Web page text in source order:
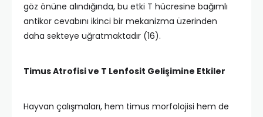
göz önüne alındığında, bu etki T hücresine bağımlı
antikor cevabını ikinci bir mekanizma üzerinden
daha sekteye uğratmaktadır (16).
Timus Atrofisi ve T Lenfosit Gelişimine Etkiler
Hayvan çalışmaları, hem timus morfolojisi hem de